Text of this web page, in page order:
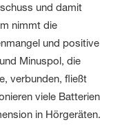
und damit
nimmt die
und positive
Minuspol, die
verbunden, fließt
viele Batterien
in Hörgeräten.